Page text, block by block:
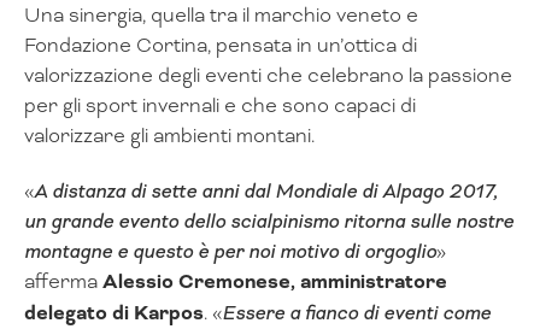
Una sinergia, quella tra il marchio veneto e
Fondazione Cortina, pensata in un’ottica di
valorizzazione degli eventi che celebrano la passione
per gli sport invernali e che sono capaci di
valorizzare gli ambienti montani.
«A distanza di sette anni dal Mondiale di Alpago 2017,
un grande evento dello scialpinismo ritorna sulle nostre
montagne e questo è per noi motivo di orgoglio»
affermaAlessio Cremonese, amministratore
delegato di Karpos. «Essere a fianco di eventi come